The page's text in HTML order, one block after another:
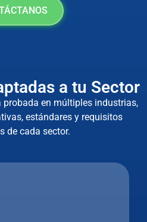
a tu Sector
probada en múltiples industrias,
estándares y requisitos
de cada sector.